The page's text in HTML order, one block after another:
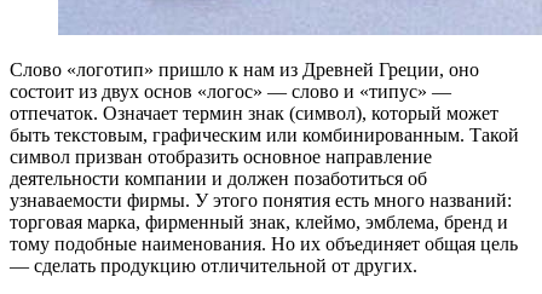
Слово «логотип» пришло к нам из Древней Греции, оно
состоит из двух основ «логос» — слово и «типус» —
отпечаток. Означает термин знак (символ), который может
быть текстовым, графическим или комбинированным. Такой
символ призван отобразить основное направление
деятельности компании и должен позаботиться об
узнаваемости фирмы. У этого понятия есть много названий:
торговая марка, фирменный знак, клеймо, эмблема, бренд и
тому подобные наименования. Но их объединяет общая цель
— сделать продукцию отличительной от других.